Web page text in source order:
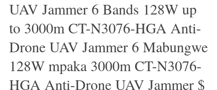
UAV Jammer 6 Bands 128W up
to 3000m CT-N3076-HGA ​​Anti-
Drone UAV Jammer 6 Mabungwe
128W mpaka 3000m CT-N3076-
HGA ​​Anti-Drone UAV Jammer $